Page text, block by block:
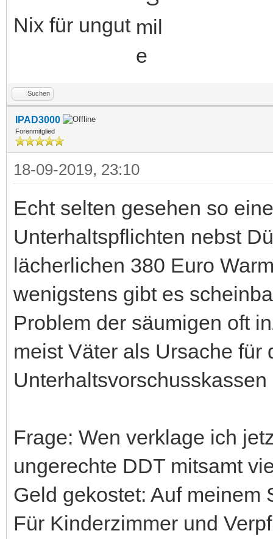
Nix für ungut
Suchen
IPAD3000
Forenmitglied
18-09-2019, 23:10
Echt selten gesehen so
Unterhaltspflichten nebst
lächerlichen 380 Euro
wenigstens gibt es
Problem der säumigen oft
meist Väter als Ursache
Frage: Wen verklage ich
ungerechte DDT mitsamt
Geld gekostet: Auf meinem
Für Kinderzimmer und